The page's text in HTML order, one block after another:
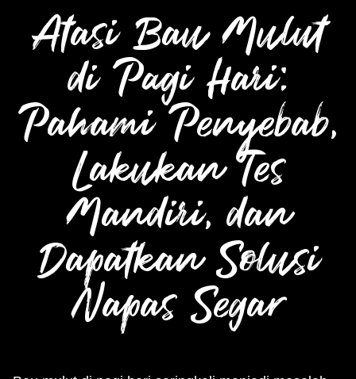
Atasi Bau Mulut
di Pagi Hari:
Pahami Penyebab,
Lakukan Tes
Mandiri, dan
Dapatkan Solusi
Napas Segar